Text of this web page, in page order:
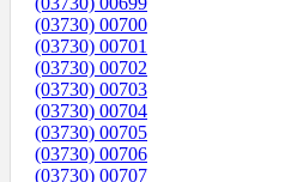
(03730) 00700
(03730) 00701
(03730) 00702
(03730) 00703
(03730) 00704
(03730) 00705
(03730) 00706
(03730) 00707